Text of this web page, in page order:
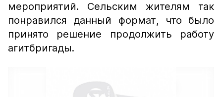
мероприятий. Сельским жителям так
понравился данный формат, что было
принято решение продолжить работу
агитбригады.